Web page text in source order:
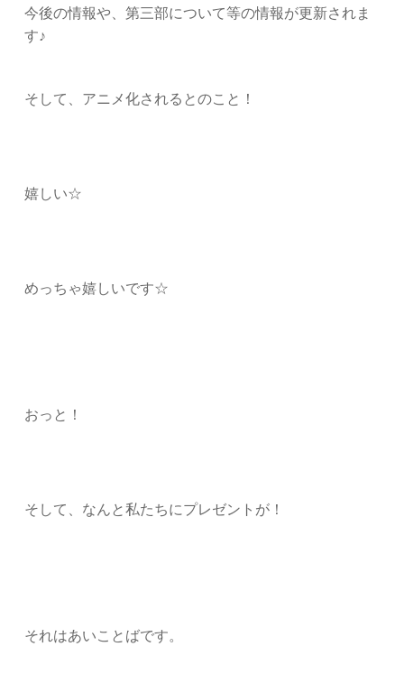
今後の情報や、第三部について等の情報が更新されま
す♪
そして、アニメ化されるとのこと！
嬉しい☆
めっちゃ嬉しいです☆
おっと！
そして、なんと私たちにプレゼントが！
それはあいことばです。